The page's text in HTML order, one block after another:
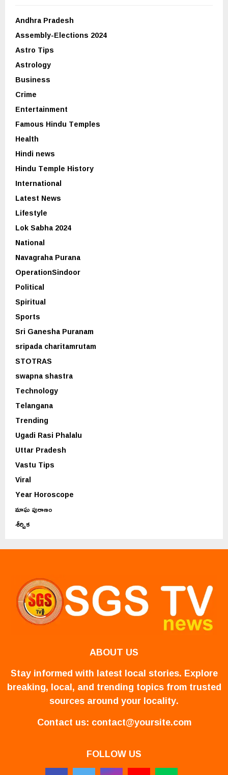
Andhra Pradesh
Assembly-Elections 2024
Astro Tips
Astrology
Business
Crime
Entertainment
Famous Hindu Temples
Health
Hindi news
Hindu Temple History
International
Latest News
Lifestyle
Lok Sabha 2024
National
Navagraha Purana
OperationSindoor
Political
Spiritual
Sports
Sri Ganesha Puranam
sripada charitamrutam
STOTRAS
swapna shastra
Technology
Telangana
Trending
Ugadi Rasi Phalalu
Uttar Pradesh
Vastu Tips
Viral
Year Horoscope
మాఘ పురాణం
శీర్షిక
ABOUT US
Stay informed with latest local stories. Explore
breaking, local, and trending topics from trusted
sources around your locality.
Contact us: contact@yoursite.com
FOLLOW US